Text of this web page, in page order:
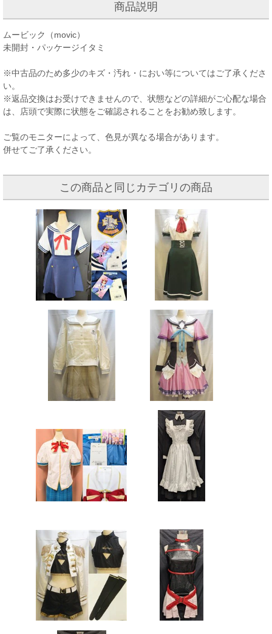
商品説明
ムービック（movic）
未開封・パッケージイタミ
※中古品のため多少のキズ・汚れ・におい等についてはご了承くださ
い。
※返品交換はお受けできませんので、状態などの詳細がご心配な場合
は、店頭で実際に状態をご確認されることをお勧め致します。
ご覧のモニターによって、色見が異なる場合があります。
併せてご了承ください。
この商品と同じカテゴリの商品